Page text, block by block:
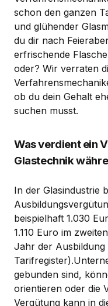
schon den ganzen
und glühender
du dir nach
erfrischende
oder? Wir verraten
ob du dein Gehalt
suchen musst.
Was verdient ein
Glastechnik
In der Glasindustrie
beispielhaft 1.030
1.110 Euro im
Jahr der Ausbildung
gebunden sind,
orientieren oder die
Vergütung kann in